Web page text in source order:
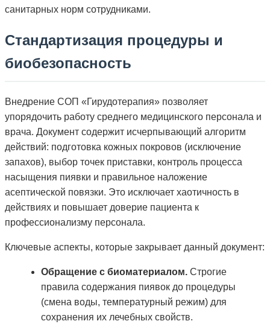
санитарных норм сотрудниками.
Стандартизация процедуры и
биобезопасность
Внедрение СОП «Гирудотерапия» позволяет
упорядочить работу среднего медицинского персонала и
врача. Документ содержит исчерпывающий алгоритм
действий: подготовка кожных покровов (исключение
запахов), выбор точек приставки, контроль процесса
насыщения пиявки и правильное наложение
асептической повязки. Это исключает хаотичность в
действиях и повышает доверие пациента к
профессионализму персонала.
Ключевые аспекты, которые закрывает данный документ:
Обращение с биоматериалом. Строгие
правила содержания пиявок до процедуры
(смена воды, температурный режим) для
сохранения их лечебных свойств.